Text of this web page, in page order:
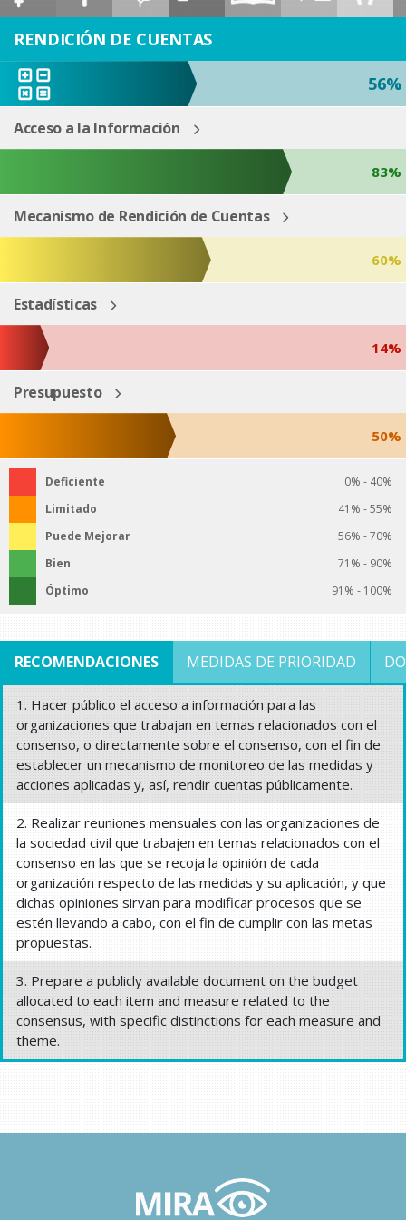
ESP ENG
RENDICIÓN DE CUENTAS
56%
Acceso a la Información
83%
Mecanismo de Rendición de Cuentas
60%
Estadísticas
14%
Presupuesto
50%
Deficiente
0% - 40%
Limitado
41% - 55%
Puede Mejorar
56% - 70%
Bien
71% - 90%
Óptimo
91% - 100%
RECOMENDACIONES MEDIDAS DE PRIORIDAD
1. Hacer público el acceso a información para las
organizaciones que trabajan en temas relacionados con el
consenso, o directamente sobre el consenso, con el fin de
establecer un mecanismo de monitoreo de las medidas y
acciones aplicadas y, así, rendir cuentas públicamente.
2. Realizar reuniones mensuales con las organizaciones de
la sociedad civil que trabajen en temas relacionados con el
consenso en las que se recoja la opinión de cada
organización respecto de las medidas y su aplicación, y que
dichas opiniones sirvan para modificar procesos que se
estén llevando a cabo, con el fin de cumplir con las metas
propuestas.
3. Prepare a publicly available document on the budget
allocated to each item and measure related to the
consensus, with specific distinctions for each measure and
theme.